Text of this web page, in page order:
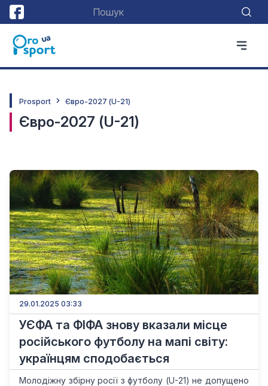
Prosport Євро-2027 (U-21)
Євро-2027 (U-21)
29.01.2025 03:33
УЄФА та ФІФА знову вказали місце
російського футболу на мапі світу:
українцям сподобається
Молодіжну збірну росії з футболу (U-21) не допущено